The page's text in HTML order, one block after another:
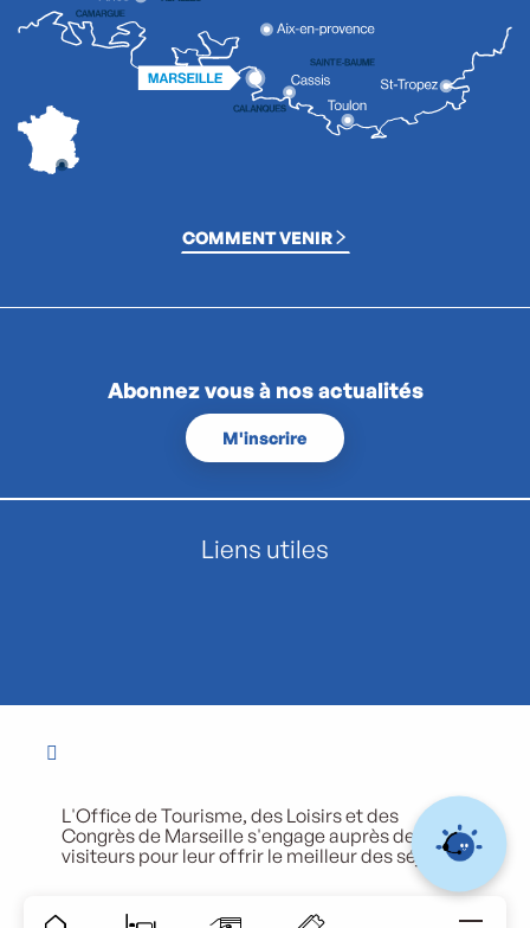
COMMENT VENIR
Abonnez vous à nos actualités
M'inscrire
Liens utiles
L'Office de Tourisme, des Loisirs et des
Congrès de Marseille s'engage auprès de ses
visiteurs pour leur offrir le meilleur des séjours.